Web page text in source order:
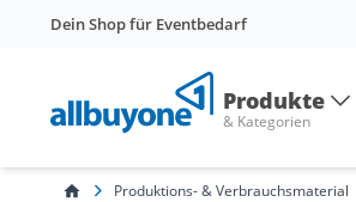
Dein Shop für Eventbedarf
Produkte
& Kategorien
Produktions- & Verbrauchsmaterial